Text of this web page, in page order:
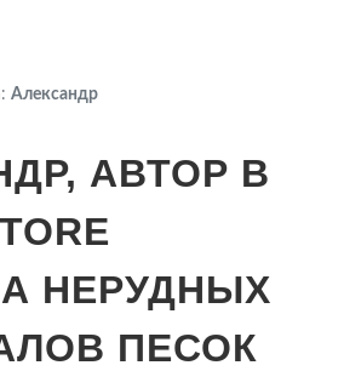
Александр
АВТОР В
НЕРУДНЫХ
ПЕСОК